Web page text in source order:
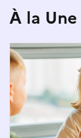
À la Une